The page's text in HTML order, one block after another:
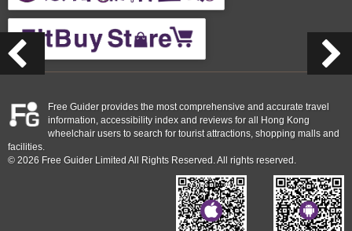
Free Guider provides the most comprehensive and accurate travel
information, accessibility index and reviews for all Hong Kong
wheelchair users to search for tourist attractions, shopping malls and
facilities.
© 2026 Free Guider Limited All Rights Reserved. All rights reserved.